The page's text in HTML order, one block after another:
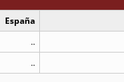
España
..
..